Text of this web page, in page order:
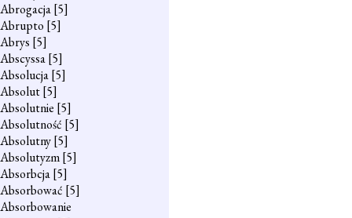
Abrogacja[5]
Abrupto [5]
Abrys [5]
Abscyssa[5]
Absolucja[5]
Absolut[5]
Absolutnie [5]
Absolutność [5]
Absolutny[5]
Absolutyzm[5]
Absorbcja[5]
Absorbować [5]
Absorbowanie